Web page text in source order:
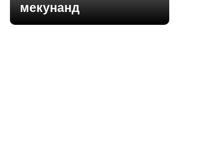
мекунанд